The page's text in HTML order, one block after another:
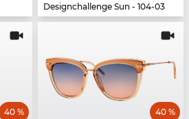
Designchallenge Sun - 104-03
40 % 40 %